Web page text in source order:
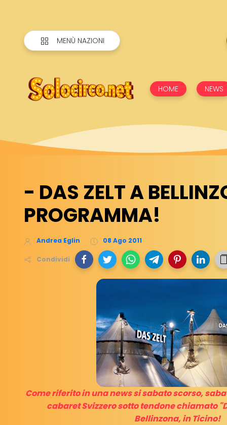
MENÙ NAZIONI
HOME NEWS
- DAS ZELT A
PROGRAMMA!
Andrea Eglin 08 Ago 2011
Condividi
Come riferito in una news si sabato scorso,
cabaret Svizzero sotto tendone chiamato
Bellinzona, in Ticino!